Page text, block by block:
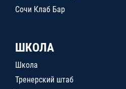
Сочи Клаб Бар
ШКОЛА
Школа
Тренерский штаб